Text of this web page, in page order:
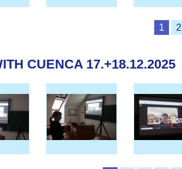
1 2
CUENCA 17.+18.12.2025